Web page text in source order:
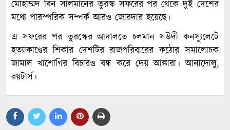
মোহাম্মদ বিন সালমানের তুরস্ক সফরের পর থেকে দুই দেশের
মধ্যে পারস্পরিক সম্পর্ক আরও জোরদার হয়েছে।
এ সফরের পর তুরস্কের আদালতে চলমান সউদী কনস্যুলেটে
হত্যাকাণ্ডের শিকার দেশটির রাজপরিবারের কঠোর সমালোচক
জামাল খাশোগির বিচারও বন্ধ করে দেয় আঙ্কারা। আনাদোলু,
রয়টার্স।